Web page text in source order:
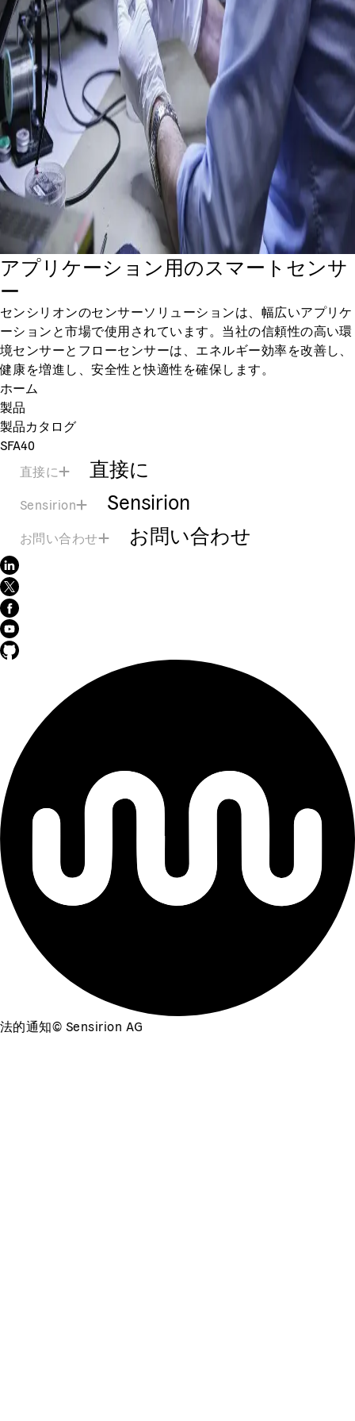
アプリケーション用のスマートセンサ
ー
センシリオンのセンサーソリューションは、幅広いアプリケ
ーションと市場で使用されています。当社の信頼性の高い環
境センサーとフローセンサーは、エネルギー効率を改善し、
健康を増進し、安全性と快適性を確保します。
ホーム
製品
製品カタログ
SFA40
直接に
直接に
Sensirion Sensirion
お問い合わせ お問い合わせ
法的通知© Sensirion AG